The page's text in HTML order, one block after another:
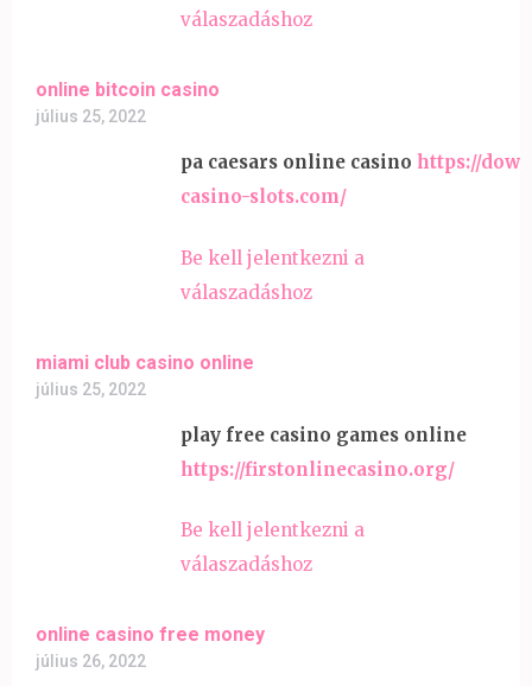
válaszadáshoz
online bitcoin casino
július 25, 2022
pa caesars online casino https://
casino-slots.com/
Be kell jelentkezni a
válaszadáshoz
miami club casino online
július 25, 2022
play free casino games online
https://firstonlinecasino.org/
Be kell jelentkezni a
válaszadáshoz
online casino free money
július 26, 2022